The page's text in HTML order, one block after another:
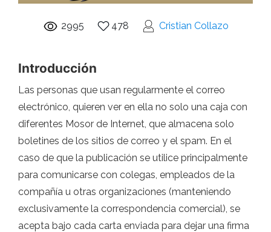
2995 478 Cristian Collazo
Introducción
Las personas que usan regularmente el correo
electrónico, quieren ver en ella no solo una caja con
diferentes Mosor de Internet, que almacena solo
boletines de los sitios de correo y el spam. En el
caso de que la publicación se utilice principalmente
para comunicarse con colegas, empleados de la
compañía u otras organizaciones (manteniendo
exclusivamente la correspondencia comercial), se
acepta bajo cada carta enviada para dejar una firma